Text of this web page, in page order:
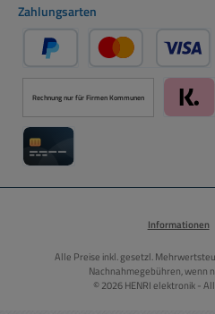
Zahlungsarten
PayPal Kredit- oder
Rechnung nur für Firmen Kommunen
Informationen
Alle Preise inkl. gesetzl.
Nachnahmegebühren, wenn
© 2026 HENRI elektronik -